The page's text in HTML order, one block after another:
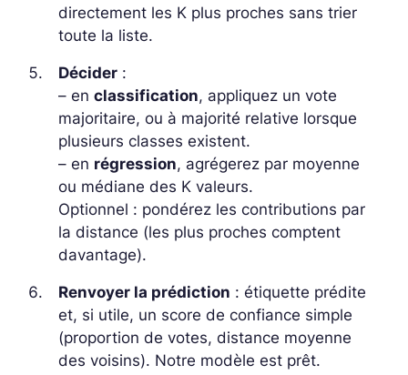
directement les K plus proches sans trier
toute la liste.
Décider :
– en classification, appliquez un vote
majoritaire, ou à majorité relative lorsque
plusieurs classes existent.
– en régression, agrégerez par moyenne
ou médiane des K valeurs.
Optionnel : pondérez les contributions par
la distance (les plus proches comptent
davantage).
Renvoyer la prédiction : étiquette prédite
et, si utile, un score de confiance simple
(proportion de votes, distance moyenne
des voisins). Notre modèle est prêt.